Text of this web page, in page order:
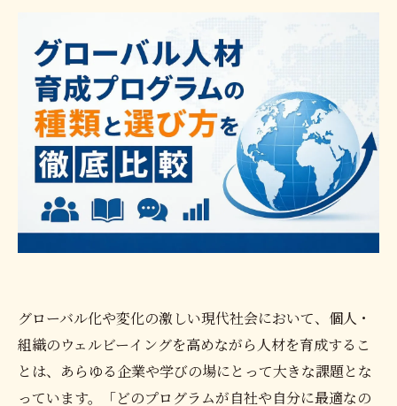
グローバル化や変化の激しい現代社会において、個人・
組織のウェルビーイングを高めながら人材を育成するこ
とは、あらゆる企業や学びの場にとって大きな課題とな
っています。「どのプログラムが自社や自分に最適なの